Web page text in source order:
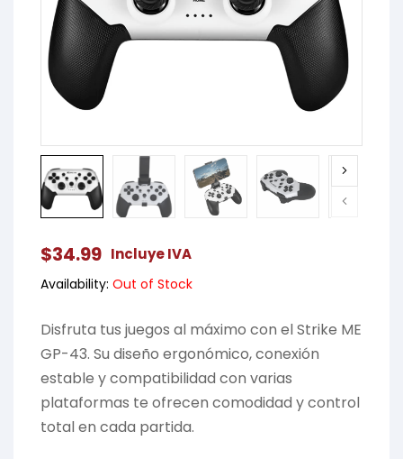
$34.99 Incluye IVA
Availability: Out of Stock
Disfruta tus juegos al máximo con el Strike ME
GP-43. Su diseño ergonómico, conexión
estable y compatibilidad con varias
plataformas te ofrecen comodidad y control
total en cada partida.